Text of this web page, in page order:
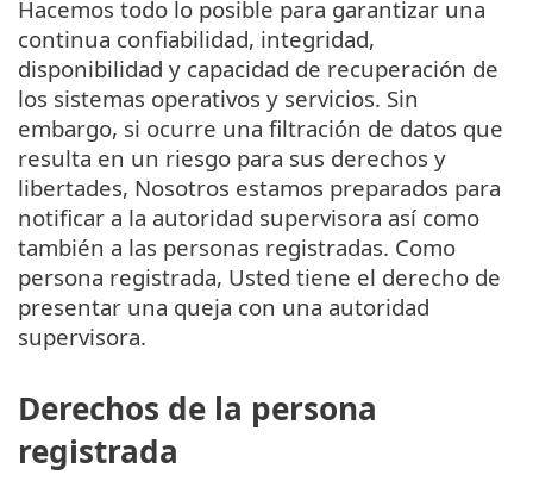
Hacemos todo lo posible para garantizar una
continua confiabilidad, integridad,
disponibilidad y capacidad de recuperación de
los sistemas operativos y servicios. Sin
embargo, si ocurre una filtración de datos que
resulta en un riesgo para sus derechos y
libertades, Nosotros estamos preparados para
notificar a la autoridad supervisora así como
también a las personas registradas. Como
persona registrada, Usted tiene el derecho de
presentar una queja con una autoridad
supervisora.
Derechos de la persona
registrada